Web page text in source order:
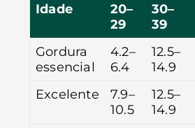
Idade
20–
29
30–
39
Gordura
essencial
4.2–
6.4
12.5–
14.9
Excelente
7.9–
10.5
12.5–
14.9